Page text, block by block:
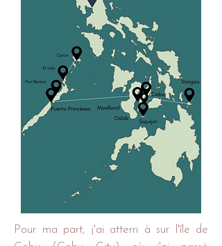
Pour ma part, j'ai atterri à sur l'île de